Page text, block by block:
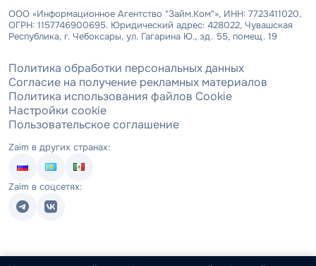
ООО «Информационное Агентство "Займ.Ком"», ИНН: 7723411020,
ОГРН: 1157746900695. Юридический адрес: 428022, Чувашская
Республика, г. Чебоксары, ул. Гагарина Ю., зд. 55, помещ. 19
Политика обработки персональных данных
Согласие на получение рекламных материалов
Политика использования файлов Cookie
Настройки cookie
Пользовательское соглашение
Zaim в других странах:
Zaim в соцсетях: